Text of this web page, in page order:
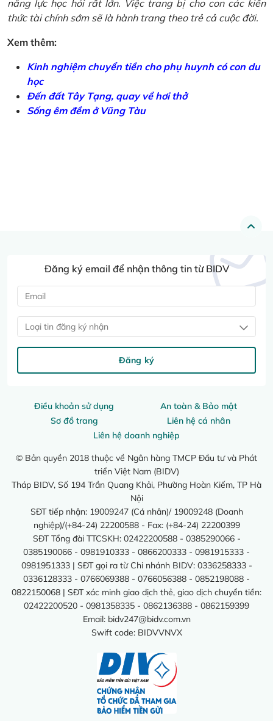
năng lực học hỏi rất lớn. Việc trang bị cho con các kiến
thức tài chính sớm sẽ là hành trang theo trẻ cả cuộc đời.
Xem thêm:
Kinh nghiệm chuyển tiền cho phụ huynh có con du
học
Đến đất Tây Tạng, quay về hơi thở
Sống êm đềm ở Vũng Tàu
Điều khoản sử dụng
An toàn & Bảo mật
Sơ đồ trang
Liên hệ cá nhân
Liên hệ doanh nghiệp
© Bản quyền 2018 thuộc về Ngân hàng TMCP Đầu tư và Phát
triển Việt Nam (BIDV)
Tháp BIDV, Số 194 Trần Quang Khải, Phường Hoàn Kiếm, TP Hà
Nội
SĐT tiếp nhận: 19009247 (Cá nhân)/ 19009248 (Doanh
nghiệp)/(+84-24) 22200588 - Fax: (+84-24) 22200399
SĐT Tổng đài TTCSKH: 02422200588 - 0385290066 -
0385190066 - 0981910333 - 0866200333 - 0981915333 -
0981951333 | SĐT gọi ra từ Chi nhánh BIDV: 0336258333 -
0336128333 - 0766069388 - 0766056388 - 0852198088 -
0822150068 | SĐT xác minh giao dịch thẻ, giao dịch chuyển tiền:
02422200520 - 0981358335 - 0862136388 - 0862159399
Email: bidv247@bidv.com.vn
Swift code: BIDVVNVX
Đăng ký email để nhận thông tin từ BIDV
Loại tin đăng ký nhận
Đăng ký